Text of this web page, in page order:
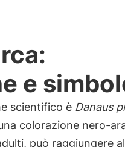
e
scientifico è Danaus
colorazione nero-
può raggiungere